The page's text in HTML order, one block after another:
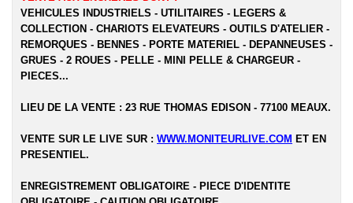
VEHICULES INDUSTRIELS - UTILITAIRES - LEGERS &
COLLECTION - CHARIOTS ELEVATEURS - OUTILS D'ATELIER -
REMORQUES - BENNES - PORTE MATERIEL - DEPANNEUSES -
GRUES - 2 ROUES - PELLE - MINI PELLE & CHARGEUR -
PIECES...
LIEU DE LA VENTE : 23 RUE THOMAS EDISON - 77100 MEAUX.
VENTE SUR LE LIVE SUR : WWW.MONITEURLIVE.COM ET EN
PRESENTIEL.
ENREGISTREMENT OBLIGATOIRE - PIECE D'IDENTITE